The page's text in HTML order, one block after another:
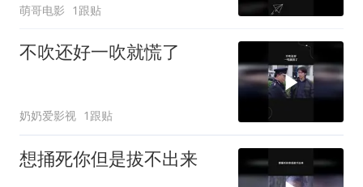
萌哥电影 1跟贴
不吹还好一吹就慌了
奶奶爱影视 1跟贴
想捅死你但是拔不出来